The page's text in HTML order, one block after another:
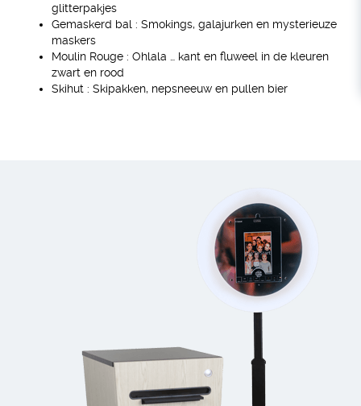
glitterpakjes
Gemaskerd bal : Smokings, galajurken en mysterieuze
maskers
Moulin Rouge : Ohlala … kant en fluweel in de kleuren
zwart en rood
Skihut : Skipakken, nepsneeuw en pullen bier